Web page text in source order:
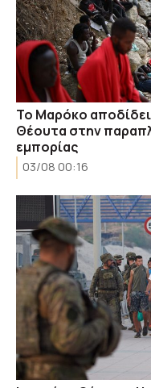
Το Μαρόκο
Θέουτα στην
εμπορίας
03/08 00:16